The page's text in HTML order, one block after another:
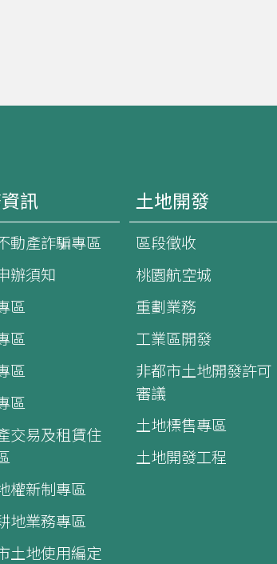
訊
動產詐騙專區
辦須知
區
區
區
區
交易及租賃住
權新制專區
地業務專區
土地使用編定
土地開發
區段徵收
桃園航空城
重劃業務
工業區開發
非都市土地開發許可
審議
土地標售專區
土地開發工程